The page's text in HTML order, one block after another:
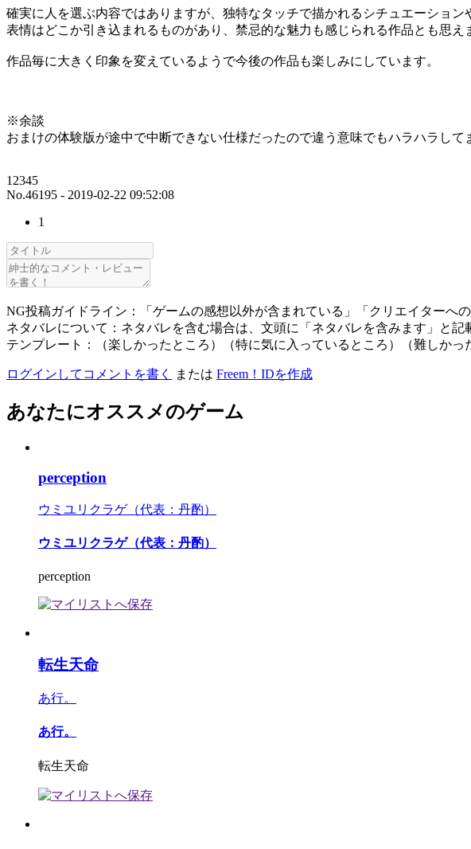
確実に人を選ぶ内容ではありますが、独特なタッチで描かれるシチュエーション
表情はどこか引き込まれるものがあり、禁忌的な魅力も感じられる作品とも思え
作品毎に大きく印象を変えているようで今後の作品も楽しみにしています。
※余談
おまけの体験版が途中で中断できない仕様だったので違う意味でもハラハラして
12345
No.46195 - 2019-02-22 09:52:08
1
NG投稿ガイドライン：「ゲームの感想以外が含まれている」「クリエイターへ
ネタバレについて：ネタバレを含む場合は、文頭に「ネタバレを含みます」と記
テンプレート：（楽しかったところ）（特に気に入っているところ）（難しかっ
ログインしてコメントを書く または Freem！IDを作成
あなたにオススメのゲーム
perception
ウミユリクラゲ（代表：丹酌）
ウミユリクラゲ（代表：丹酌）
perception
転生天命
あ行。
あ行。
転生天命